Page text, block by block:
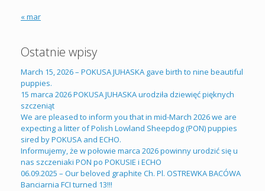
« mar
Ostatnie wpisy
March 15, 2026 – POKUSA JUHASKA gave birth to nine beautiful
puppies.
15 marca 2026 POKUSA JUHASKA urodziła dziewięć pięknych
szczeniąt
We are pleased to inform you that in mid-March 2026 we are
expecting a litter of Polish Lowland Sheepdog (PON) puppies
sired by POKUSA and ECHO.
Informujemy, że w połowie marca 2026 powinny urodzić się u
nas szczeniaki PON po POKUSIE i ECHO
06.09.2025 – Our beloved graphite Ch. Pl. OSTREWKA BACÓWA
Banciarnia FCI turned 13!!!